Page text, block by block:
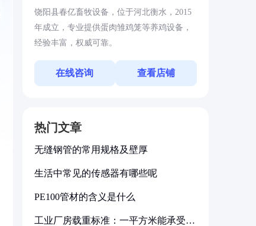
饶阳县春亿畜牧设备，位于河北衡水，2015
年成立，专业提供蛋肉雏鸡笼等养鸡设备，
经验丰富，权威可靠。
在线咨询 查看店铺
热门文章
无缝钢管的常用规格及壁厚
生活中常见的传感器有哪些呢
PE100管材的含义是什么
工业厂房载重标准：一平方米能承受多